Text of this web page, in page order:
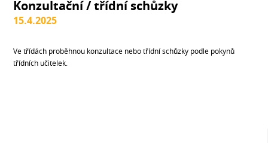
Konzultační / třídní schůzky
15.4.2025
Ve třídách proběhnou konzultace nebo třídní schůzky podle pokynů
třídních učitelek.